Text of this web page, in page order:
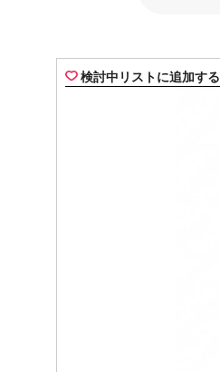
検討中リストに追加する